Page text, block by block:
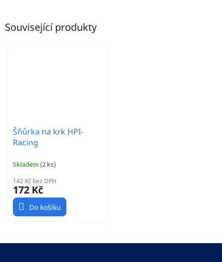
Související produkty
Šňůrka na krk HPI-
Racing
Skladem (2 ks)
142 Kč bez DPH
172 Kč
Do košíku
Z